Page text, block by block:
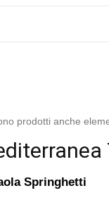
prodotti anche
Springhetti